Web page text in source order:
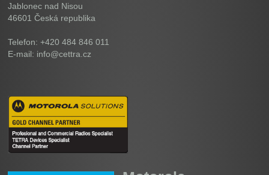
Jablonec nad Nisou
46601Česká republika
Telefon: +420 484 846 011
E-mail: info@cettra.cz